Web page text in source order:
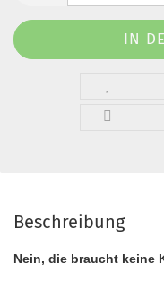
Beschreibung
Nein, die braucht keine